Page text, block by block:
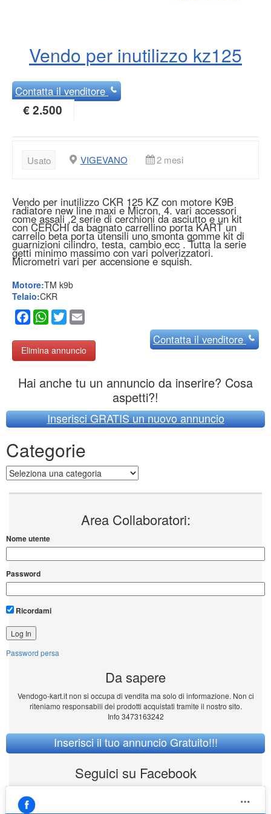
Vendo per inutilizzo kz125
€ 2.500
Usato VIGEVANO 2 mesi
Vendo per inutilizzo CKR 125 KZ con motore K9B
radiatore new line maxi e Micron, 4. vari accessori
come assali ,2 serie di cerchioni da asciutto e un kit
con CERCHI da bagnato carrellino porta KART un
carrello beta porta utensili uno smonta gomme kit di
guarnizioni cilindro, testa, cambio ecc . Tutta la serie
getti minimo massimo con vari polverizzatori.
Micrometri vari per accensione e squish.
Motore:TM k9b
Facebook
WhatsApp
TwitterEmail
Elimina annuncio
Hai anche tu un annuncio da inserire? Cosa
aspetti?!
Inserisci GRATIS un nuovo annuncio
Categorie
Nome utente
Ricordami
Password persa
Da sapere
riteniamo responsabili dei prodotti acquistati tramite il nostro sito.